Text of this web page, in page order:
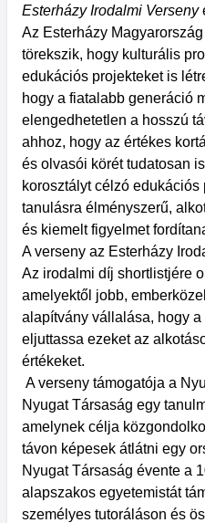
Esterházy Irodalmi Verseny
Az Esterházy
törekszik, hogy kulturális
edukációs projekteket is
hogy a fiatalabb generáció
elengedhetetlen a hosszú
ahhoz, hogy az értékes
és olvasói körét tudatosan
korosztályt célzó edukációs
tanulásra élményszerű,
és kiemelt figyelmet
A verseny az Esterházy
Az irodalmi díj shortlistjére
amelyektől jobb,
alapítvány vállalása, hogy
eljuttassa ezeket az
értékeket.
A verseny támogatója a
Nyugat Társaság egy
amelynek célja
távon képesek átlátni egy
Nyugat Társaság évente a
alapszakos egyetemistát
személyes tutoráláson és